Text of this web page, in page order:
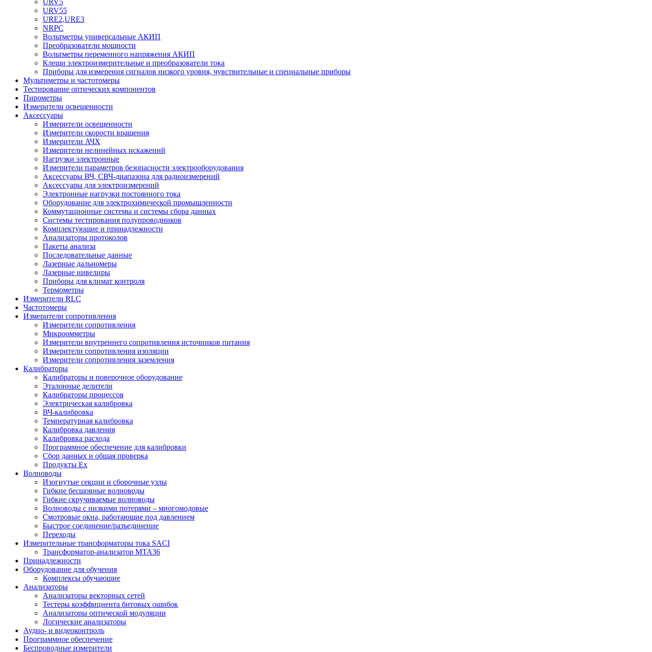
URV5
URV55
URE2,URE3
NRPC
Вольтметры универсальные АКИП
Преобразователи мощности
Вольтметры переменного напряжения АКИП
Клещи электроизмерительные и преобразователи тока
Приборы для измерения сигналов низкого уровня, чувствительные и специальные приборы
Мультиметры и частотомеры
Тестирование оптических компонентов
Пирометры
Измерители освещенности
Аксессуары
Измерители освещенности
Измерители скорости вращения
Измерители АЧХ
Измерители нелинейных искажений
Нагрузки электронные
Измерители параметров безопасности электрооборудования
Аксессуары ВЧ, СВЧ-диапазона для радиоизмерений
Аксессуары для электроизмерений
Электронные нагрузки постоянного тока
Оборудование для электрохимической промышленности
Коммутационные системы и системы сбора данных
Системы тестирования полупроводников
Комплектующие и принадлежности
Анализаторы протоколов
Пакеты анализа
Последовательные данные
Лазерные дальномеры
Лазерные нивелиры
Приборы для климат контроля
Термометры
Измерители RLC
Частотомеры
Измерители сопротивления
Измерители сопротивления
Микроомметры
Измерители внутреннего сопротивления источников питания
Измерители сопротивления изоляции
Измерители сопротивления заземления
Калибраторы
Калибраторы и поверочное оборудование
Эталонные делители
Калибраторы процессов
Электрическая калибровка
ВЧ-калибровка
Температурная калибровка
Калибровка давления
Калибровка расхода
Программное обеспечение для калибровки
Сбор данных и общая проверка
Продукты Ex
Волноводы
Изогнутые секции и сборочные узлы
Гибкие бесшовные волноводы
Гибкие скручиваемые волноводы
Волноводы с низкими потерями – многомодовые
Смотровые окна, работающие под давлением
Быстрое соединение/разъединение
Переходы
Измерительные трансформаторы тока SACI
Трансформатор-анализатор MTA36
Принадлежности
Оборудование для обучения
Комплексы обучающие
Анализаторы
Анализаторы векторных сетей
Тестеры коэффициента битовых ошибок
Анализаторы оптической модуляции
Логические анализаторы
Аудио- и видеоконтроль
Программное обеспечение
Беспроводные измерители